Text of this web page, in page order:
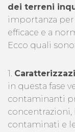
dei terreni
importanza
efficace e a
Ecco quali sono:
1.
in questa fase
contaminanti
concentrazioni,
contaminati e